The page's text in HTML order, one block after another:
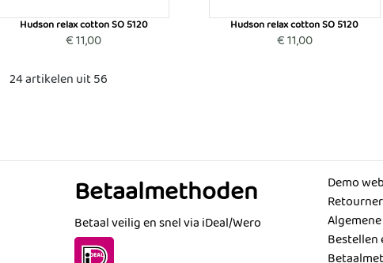
Hudson relax cotton SO 5120
€ 11,00
Hudson relax cotton SO 5120
€ 11,00
24 artikelen uit 56
Betaalmethoden
Betaal veilig en snel via iDeal/Wero
Demo
Bestellen